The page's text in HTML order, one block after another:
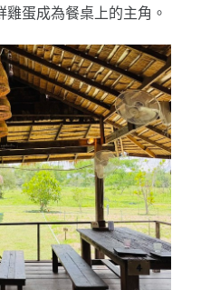
蛋成為餐桌上的主角。